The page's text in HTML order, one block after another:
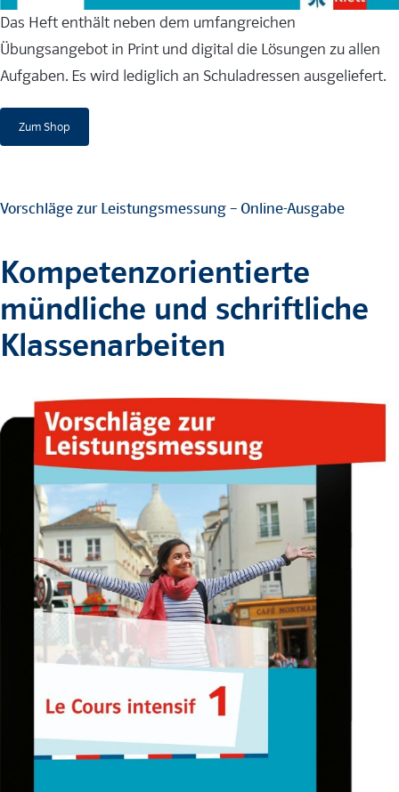
Das Heft enthält neben dem umfangreichen
Übungsangebot in Print und digital die Lösungen zu allen
Aufgaben. Es wird lediglich an Schuladressen ausgeliefert.
Zum Shop
Vorschläge zur Leistungsmessung – Online-Ausgabe
Kompetenzorientierte
mündliche und schriftliche
Klassenarbeiten